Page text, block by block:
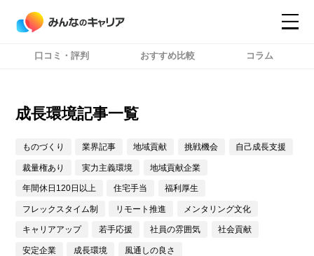
コンテンツ
コンテンツ
口コミ・評判 おすすめ比較 コラム
成長環境記事一覧
ものづくり 業界記事 地域貢献 挑戦機会 自己成長支援
裁量権あり 実力主義環境 地域貢献企業
年間休日120日以上 住宅手当 福利厚生
フレックスタイム制 リモート推進 メンタリング文化
キャリアアップ 若手応援 社員の雰囲気 社会貢献
安定企業 成長環境 風通しの良さ